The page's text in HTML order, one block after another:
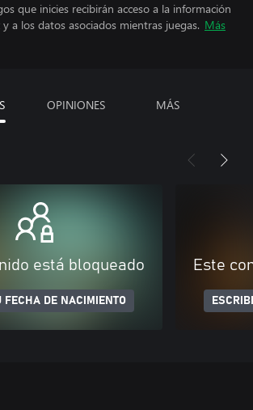
que inicies recibirán acceso a la información
a los datos asociados mientras juegas. Más
OPINIONES MÁS
está bloqueado
FECHA DE NACIMIENTO
Este